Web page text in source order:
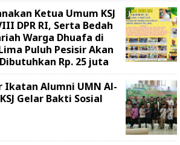
Ketua Umum KSJ
DPR RI, Serta Bedah
Warga Dhuafa di
Puluh Pesisir Akan
Rp. 25 juta
Ikatan Alumni UMN Al-
Gelar Bakti Sosial